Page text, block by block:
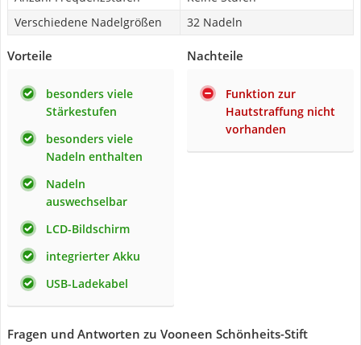
Verschiedene Nadelgrößen
32 Nadeln
Vorteile
besonders viele
Stärkestufen
besonders viele
Nadeln enthalten
Nadeln
auswechselbar
LCD-Bildschirm
integrierter Akku
USB-Ladekabel
Nachteile
Funktion zur
Hautstraffung nicht
vorhanden
Fragen und Antworten zu Vooneen Schönheits-Stift